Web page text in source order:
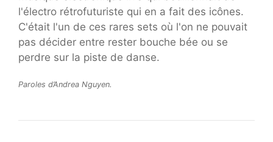
l'électro rétrofuturiste qui en a fait des icônes.
C'était l'un de ces rares sets où l'on ne pouvait
pas décider entre rester bouche bée ou se
perdre sur la piste de danse.
Paroles d’Andrea Nguyen.